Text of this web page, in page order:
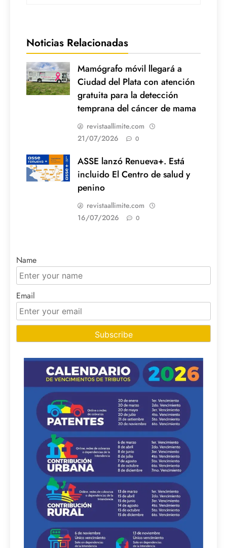
Noticias Relacionadas
Mamógrafo móvil llegará a
Ciudad del Plata con atención
gratuita para la detección
temprana del cáncer de mama
revistaallimite.com
21/07/2026
0
ASSE lanzó Renueva+. Está
incluido El Centro de salud y
penino
revistaallimite.com
16/07/2026
0
Name
Email